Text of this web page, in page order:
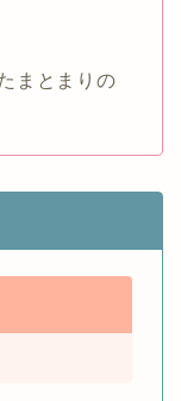
まとまりの